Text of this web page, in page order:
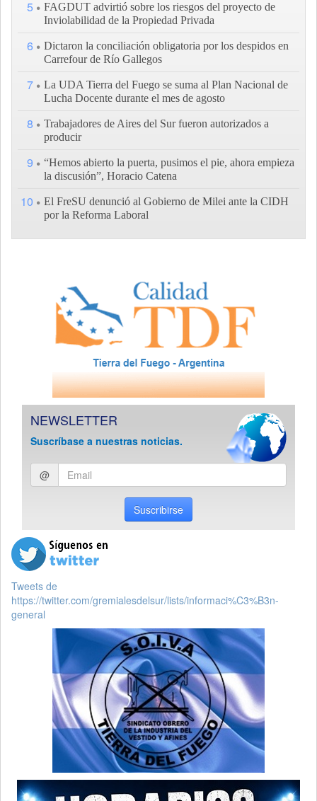
5
FAGDUT advirtió sobre los riesgos del proyecto de
Inviolabilidad de la Propiedad Privada
6
Dictaron la conciliación obligatoria por los despidos en
Carrefour de Río Gallegos
7
La UDA Tierra del Fuego se suma al Plan Nacional de
Lucha Docente durante el mes de agosto
8
Trabajadores de Aires del Sur fueron autorizados a
producir
9
“Hemos abierto la puerta, pusimos el pie, ahora empieza
la discusión”, Horacio Catena
10
El FreSU denunció al Gobierno de Milei ante la CIDH
por la Reforma Laboral
NEWSLETTER
Suscríbase a nuestras noticias.
Ingresar
email
@
Suscribirse
Tweets de
https://twitter.com/gremialesdelsur/lists/informaci%C3%B3n-
general